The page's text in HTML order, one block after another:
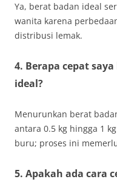
Ya, berat badan ideal
wanita karena
distribusi lemak.
4. Berapa cepat
ideal?
Menurunkan berat
antara 0.5 kg hingga 1
buru; proses ini
5. Apakah ada cara